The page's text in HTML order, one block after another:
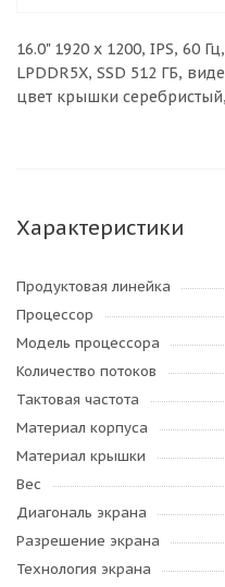
16.0" 1920 x 1200, IPS, 60
LPDDR5X, SSD 512 ГБ,
цвет крышки серебристый,
Характеристики
Продуктовая линейка
Процессор
Модель процессора
Количество потоков
Тактовая частота
Материал корпуса
Материал крышки
Вес
Диагональ экрана
Разрешение экрана
Технология экрана